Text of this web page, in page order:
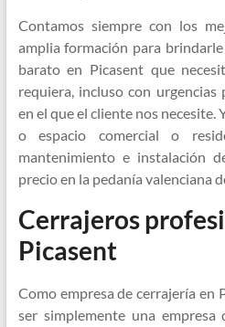
Contamos siempre con los
amplia formación para
barato en Picasent que
requiera, incluso con
en el que el cliente nos necesite.
o espacio comercial o
mantenimiento e instalación
precio en la pedanía valenciana
Cerrajeros
Picasent
Como empresa de cerrajería en
ser simplemente una empresa